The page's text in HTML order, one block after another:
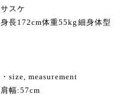
サスケ
身長172cm体重55kg細身体型
・size, measurement
肩幅:57cm